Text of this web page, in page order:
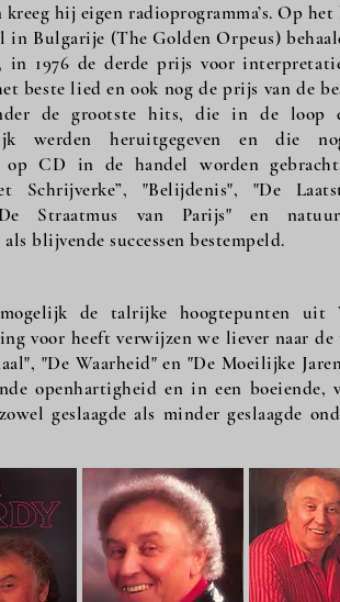
hij eigen radioprogramma’s. Op het
in Bulgarije (The Golden Orpeus)
in 1976 de derde prijs voor
beste lied en ook nog de prijs van de
de grootste hits, die in de loop
werden heruitgegeven en die
op CD in de handel worden
Schrijverke”, "Belijdenis", "De
Straatmus van Parijs" en
blijvende successen bestempeld.
de talrijke hoogtepunten uit
voor heeft verwijzen we liever naar
"De Waarheid" en "De Moeilijke
openhartigheid en in een
geslaagde als minder geslaagde